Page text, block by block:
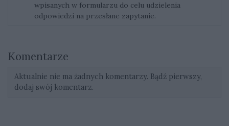
wpisanych w formularzu do celu udzielenia
odpowiedzi na przesłane zapytanie.
Komentarze
Aktualnie nie ma żadnych komentarzy. Bądź pierwszy,
dodaj swój komentarz.